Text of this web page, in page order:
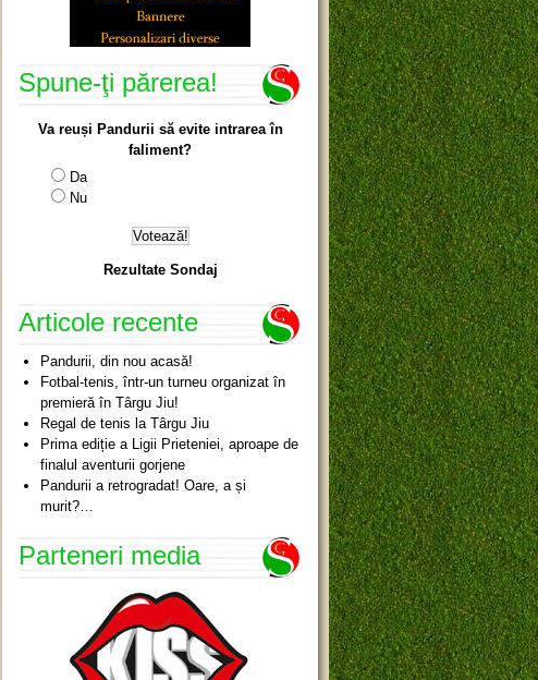
Spune-ţi părerea!
Va reuși Pandurii să evite intrarea în
faliment?
Da
Nu
Rezultate Sondaj
Articole recente
Pandurii, din nou acasă!
Fotbal-tenis, într-un turneu organizat în
premieră în Târgu Jiu!
Regal de tenis la Târgu Jiu
Prima ediție a Ligii Prieteniei, aproape de
finalul aventurii gorjene
Pandurii a retrogradat! Oare, a și
murit?…
Parteneri media